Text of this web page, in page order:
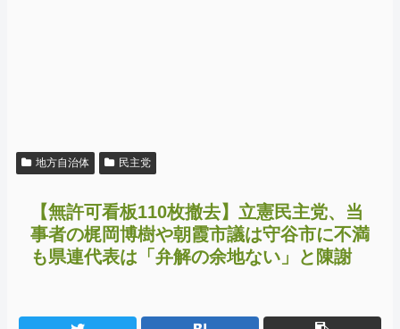
地方自治体 民主党
【無許可看板110枚撤去】立憲民主党、当
事者の梶岡博樹や朝霞市議は守谷市に不満
も県連代表は「弁解の余地ない」と陳謝